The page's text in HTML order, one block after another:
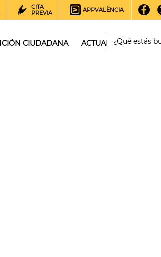
CITA
PREVIA
APPVALÈNCIA
CIUDADANA ACTUALIDAD